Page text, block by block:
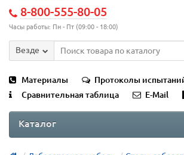
8-800-555-80-05
Часы работы: Пн - Пт (09:00 - 18:00)
Везде
Материалы
Протоколы
Сравнительная таблица
E-Mail
Каталог